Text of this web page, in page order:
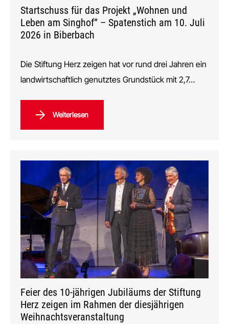
Startschuss für das Projekt „Wohnen und
Leben am Singhof“ – Spatenstich am 10. Juli
2026 in Biberbach
Die Stiftung Herz zeigen hat vor rund drei Jahren ein
landwirtschaftlich genutztes Grundstück mit 2,7…
Weiterlesen
Feier des 10-jährigen Jubiläums der Stiftung
Herz zeigen im Rahmen der diesjährigen
Weihnachtsveranstaltung